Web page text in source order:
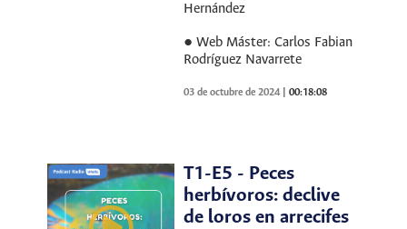
Hernández
● Web Máster: Carlos Fabian
Rodríguez Navarrete
03 de octubre de 2024 |00:18:08
T1-E5 - Peces
herbívoros: declive
de loros en arrecifes